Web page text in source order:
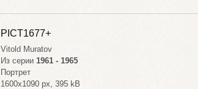
PICT1677+
Vitold Muratov
Из серии 1961 - 1965
Портрет
1600x1090 px, 395 kB